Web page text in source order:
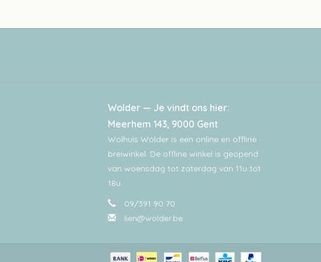
Wolder — Je vindt ons hier:
Meerhem 143, 9000 Gent
Wolhuis Wolder is een online en offline
breiwinkel. De offline winkel is geopend
van woensdag tot zaterdag van 11u tot
18u.
09/391 90 70
lien@wolder.be